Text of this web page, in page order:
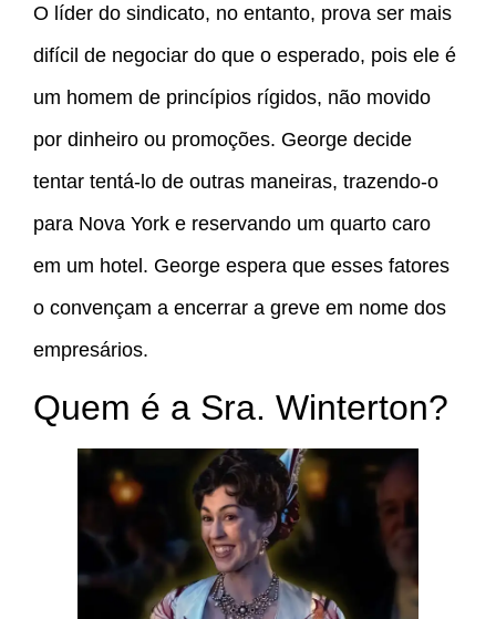
O líder do sindicato, no entanto, prova ser mais
difícil de negociar do que o esperado, pois ele é
um homem de princípios rígidos, não movido
por dinheiro ou promoções. George decide
tentar tentá-lo de outras maneiras, trazendo-o
para Nova York e reservando um quarto caro
em um hotel. George espera que esses fatores
o convençam a encerrar a greve em nome dos
empresários.
Quem é a Sra. Winterton?